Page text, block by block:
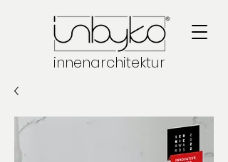
innenarchitektur